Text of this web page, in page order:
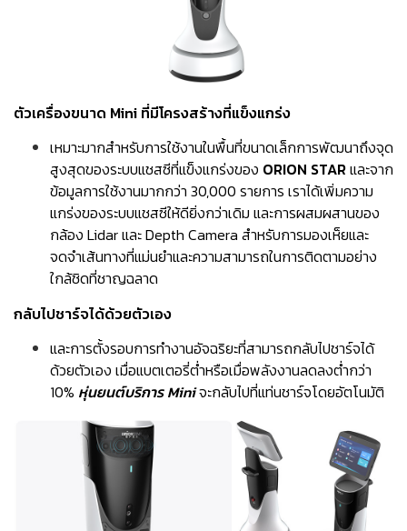
ตัวเครื่องขนาด Mini ที่มีโครงสร้างที่แข็งแกร่ง
เหมาะมากสำหรับการใช้งานในพื้นที่ขนาดเล็กการพัฒนาถึงจุด
สูงสุดของระบบแชสซีที่แข็งแกร่งของ ORION STARและจาก
ข้อมูลการใช้งานมากกว่า 30,000 รายการ เราได้เพิ่มความ
แกร่งของระบบแชสซีให้ดียิ่งกว่าเดิม และการผสมผสานของ
กล้อง Lidar และ Depth Camera สำหรับการมองเห็ยและ
จดจำเส้นทางที่แม่นยำและความสามารถในการติดตามอย่าง
ใกล้ชิดที่ชาญฉลาด
กลับไปชาร์จได้ด้วยตัวเอง
และการตั้งรอบการทำงานอัจฉริยะที่สามารถกลับไปชาร์จได้
ด้วยตัวเอง เมื่อแบตเตอรี่ต่ำหรือเมื่อพลังงานลดลงต่ำกว่า
10% หุ่นยนต์บริการ Miniจะกลับไปที่แท่นชาร์จโดยอัตโนมัติ